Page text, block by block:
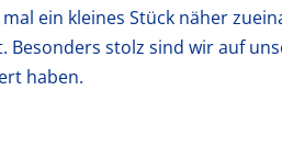
ein kleines Stück näher
Besonders stolz sind wir auf
haben.